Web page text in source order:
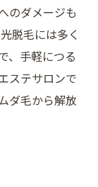
のダメージも
脱毛には多く
、手軽につる
ステサロンで
ダ毛から解放